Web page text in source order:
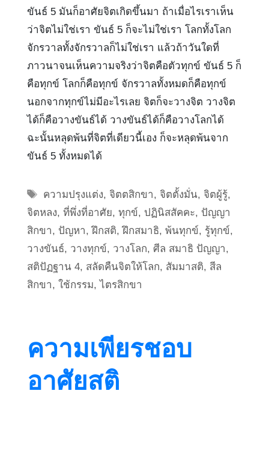
ขันธ์ 5 มันก็อาศัยจิตเกิดขึ้นมา ถ้าเมื่อไรเราเห็น
ว่าจิตไม่ใช่เรา ขันธ์ 5 ก็จะไม่ใช่เรา โลกทั้งโลก
จักรวาลทั้งจักรวาลก็ไม่ใช่เรา แล้วถ้าวันใดที่
ภาวนาจนเห็นความจริงว่าจิตคือตัวทุกข์ ขันธ์ 5 ก็
คือทุกข์ โลกก็คือทุกข์ จักรวาลทั้งหมดก็คือทุกข์
นอกจากทุกข์ไม่มีอะไรเลย จิตก็จะวางจิต วางจิต
ได้ก็คือวางขันธ์ได้ วางขันธ์ได้ก็คือวางโลกได้
ฉะนั้นหลุดพ้นที่จิตที่เดียวนี้เอง ก็จะหลุดพ้นจาก
ขันธ์ 5 ทั้งหมดได้
Tags
ความปรุงแต่ง, จิตตสิกขา, จิตตั้งมั่น, จิตผู้รู้,
จิตหลง, ที่พึ่งที่อาศัย, ทุกข์, ปฏินิสสัคคะ, ปัญญา
สิกขา, ปัญหา,ฝึกสติ,ฝึกสมาธิ, พ้นทุกข์, รู้ทุกข์,
วางขันธ์, วางทุกข์, วางโลก, ศีล สมาธิ ปัญญา,
สติปัฏฐาน 4, สลัดคืนจิตให้โลก, สัมมาสติ, สีล
สิกขา, ใช้กรรม,ไตรสิกขา
ความเพียรชอบ
อาศัยสติ